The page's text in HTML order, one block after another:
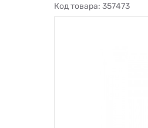
Код товара: 357473